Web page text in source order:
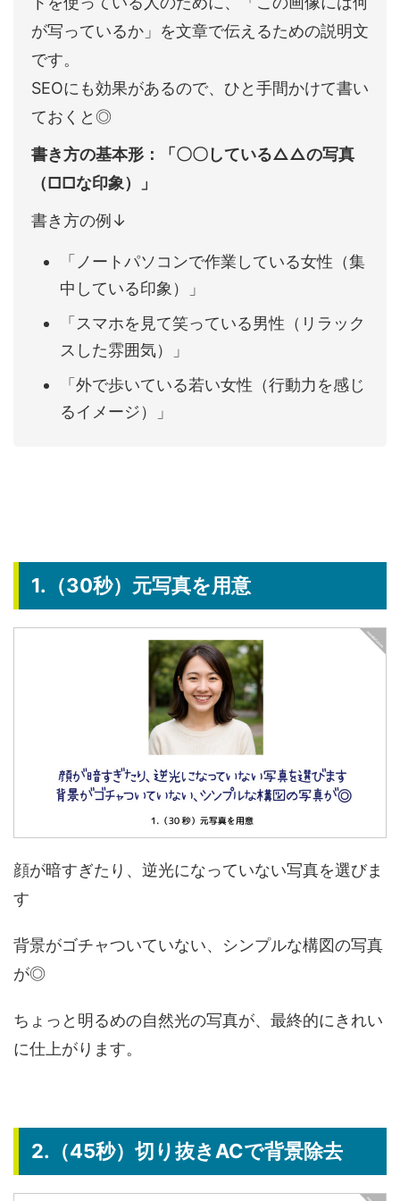
が写っているか」を文章で伝えるための説明文
です。
SEOにも効果があるので、ひと手間かけて書い
ておくと◎
書き方の基本形：「〇〇している△△の写真
（□□な印象）」
書き方の例↓
「ノートパソコンで作業している女性（集
中している印象）」
「スマホを見て笑っている男性（リラック
スした雰囲気）」
「外で歩いている若い女性（行動力を感じ
るイメージ）」
1.（30秒）元写真を用意
顔が暗すぎたり、逆光になっていない写真を選びま
す
背景がゴチャついていない、シンプルな構図の写真
が◎
ちょっと明るめの自然光の写真が、最終的にきれい
に仕上がります。
2.（45秒）切り抜きACで背景除去